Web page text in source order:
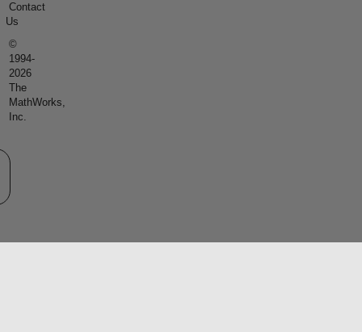
Contact
Us
©
1994-
2026
The
MathWorks,
Inc.
サイトの選択